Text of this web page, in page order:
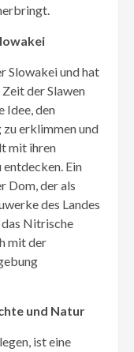
Slowakei und hat
der Slawen
Idee, den
erklimmen und
mit ihren
Ein
Dom, der als
des Landes
Nitrische
mit der
und Natur
ist eine